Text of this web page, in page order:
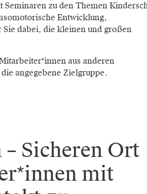
zu den Themen
Entwicklung,
dabei, die kleinen und großen
aus anderen
angegebene Zielgruppe.
Sicheren Ort
mit